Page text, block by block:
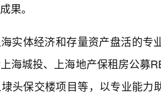
果。
实体经济和存量资产盘活的
海城投、上海地产保租房公募
头保交楼项目等，以专业能